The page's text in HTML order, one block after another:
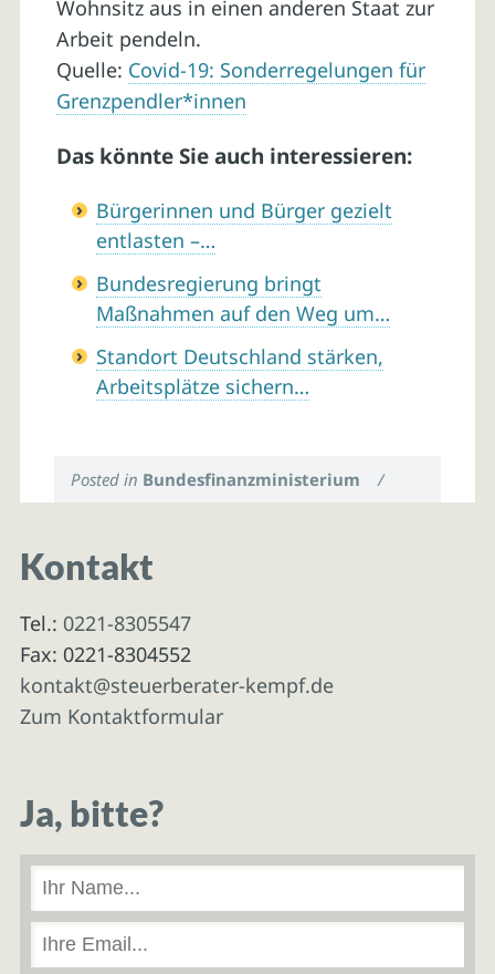
Wohnsitz aus in einen anderen Staat zur
Arbeit pendeln.
Quelle: Covid-19: Sonderregelungen für
Grenzpendler*innen
Das könnte Sie auch interessieren:
Bürgerinnen und Bürger gezielt
entlasten –…
Bundesregierung bringt
Maßnahmen auf den Weg um…
Standort Deutschland stärken,
Arbeitsplätze sichern…
Posted in Bundesfinanzministerium /
Kontakt
Tel.: 0221-8305547
Fax: 0221-8304552
kontakt@steuerberater-kempf.de
Zum Kontaktformular
Ja, bitte?